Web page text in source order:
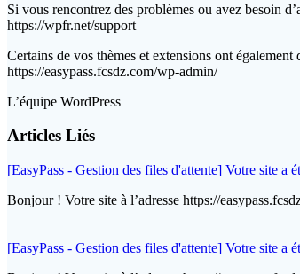
Si vous rencontrez des problèmes ou avez besoin
https://wpfr.net/support
Certains de vos thèmes et extensions ont
https://easypass.fcsdz.com/wp-admin/
L’équipe WordPress
Articles Liés
[EasyPass - Gestion des files d'attente] Votre site a
Bonjour ! Votre site à l’adresse https://
[EasyPass - Gestion des files d'attente] Votre site a